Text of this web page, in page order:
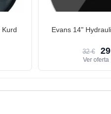
Kurd
Evans 14"
32 €
Ver oferta